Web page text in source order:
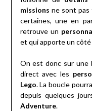
missions ne sont pas
certaines, une en
retrouve un
et qui apporte un côté
On est donc sur une
direct avec les
Lego. La boucle
depuis quelques
Adventure.